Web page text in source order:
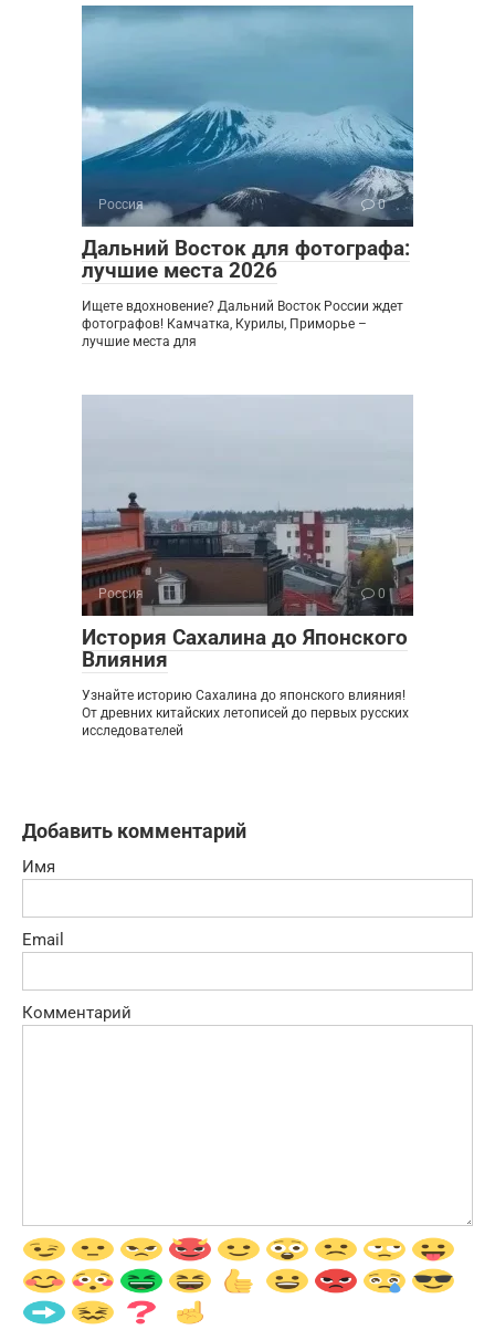
Россия 0
Дальний Восток для фотографа:
лучшие места 2026
Ищете вдохновение? Дальний Восток России ждет
фотографов! Камчатка, Курилы, Приморье –
лучшие места для
Россия 0
История Сахалина до Японского
Влияния
Узнайте историю Сахалина до японского влияния!
От древних китайских летописей до первых русских
исследователей
Добавить комментарий
Имя
Email
Комментарий